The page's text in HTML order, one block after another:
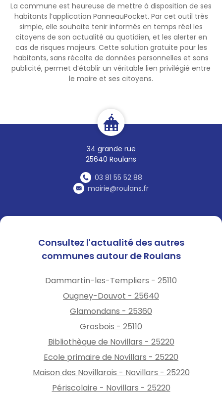
La commune est heureuse de mettre à disposition de ses
habitants l’application PanneauPocket. Par cet outil très
simple, elle souhaite tenir informés en temps réel les
citoyens de son actualité au quotidien, et les alerter en
cas de risques majeurs. Cette solution gratuite pour les
habitants, sans récolte de données personnelles et sans
publicité, permet d’établir un véritable lien privilégié entre
le maire et ses citoyens.
34 grande rue
25640 Roulans
03 81 55 52 88
mairie@roulans.fr
Consultez l'actualité des autres
communes autour de Roulans
Dammartin-les-Templiers - 25110
Ougney-Douvot - 25640
Glamondans - 25360
Grosbois - 25110
Bibliothèque de Novillars - 25220
Ecole primaire de Novillars - 25220
Maison des Novillarois - Novillars - 25220
Périscolaire - Novillars - 25220